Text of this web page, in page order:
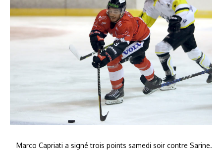
Marco Capriati a signé trois points samedi soir contre Sarine.